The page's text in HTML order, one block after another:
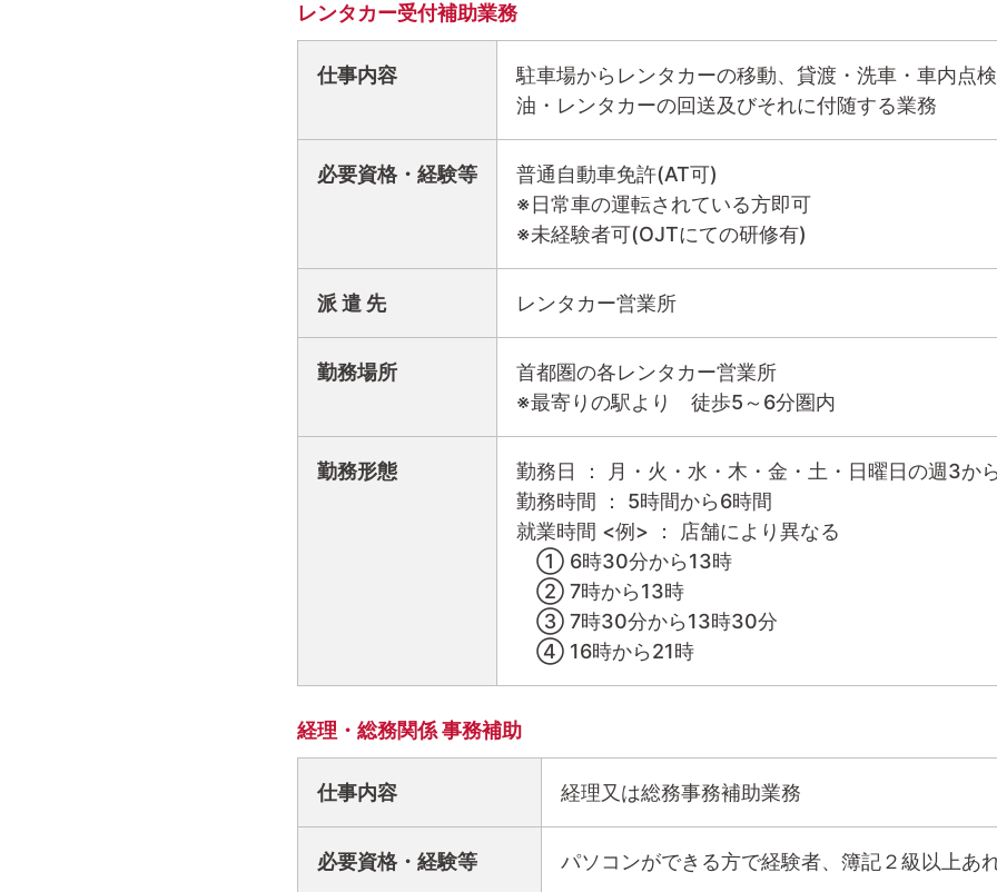
レンタカー受付補助業務
仕事内容
駐車場からレンタカーの移動、貸渡・洗車・車内点
油・レンタカーの回送及びそれに付随する業務
必要資格・経験等
普通自動車免許(AT可)
※日常車の運転されている方即可
※未経験者可(OJTにての研修有)
派 遣 先 レンタカー営業所
勤務場所
首都圏の各レンタカー営業所
※最寄りの駅より 徒歩5～6分圏内
勤務形態
勤務日 ： 月・火・水・木・金・土・日曜日の週3か
勤務時間 ： 5時間から6時間
就業時間 <例> ： 店舗により異なる
① 6時30分から13時
② 7時から13時
③ 7時30分から13時30分
④ 16時から21時
経理・総務関係 事務補助
仕事内容 経理又は総務事務補助業務
必要資格・経験等 パソコンができる方で経験者、簿記２級以上あ